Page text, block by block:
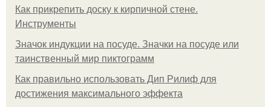
Как прикрепить доску к кирпичной стене.
Инструменты
Значок индукции на посуде. Значки на посуде или
таинственный мир пиктограмм
Как правильно использовать Дип Рилиф для
достижения максимального эффекта